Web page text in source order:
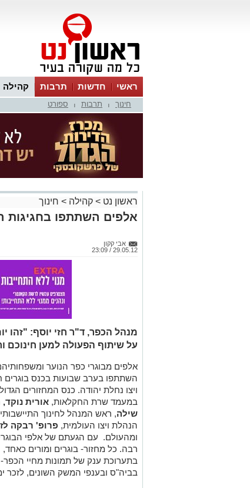
ראשי חדשות תרבות קהילה
חינוך תרבות ספורט
ראשון נט > קהילה > חינוך
אלפים השתתפו בחגיגות ה-90 של ויצו נחלת
אבי קקון
29.05.12 / 23:09
מנהל הכפר, ד"ר חזי יוסף: "זהו
על שיתוף הפעולה למען חינוכם
אלפים מבוגרי כפר הנוער
במעמד שרת החקלאות, אורית נוקד,
שילה, ראש המנהל לחינוך
הנהלת ויצו העולמית, פרופ' רבקה
ומהעולם. עם הגעתם של אלפי
רבה. כל מחזור- בוגרים ומורים
בתערוכת ענק של תמונות מחיי
בביה"ס ובענפי המשק השונים, לזכר